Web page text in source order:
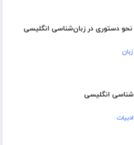
نحو دستوری در زبان‌شناسی انگلیسی
انگلیسی